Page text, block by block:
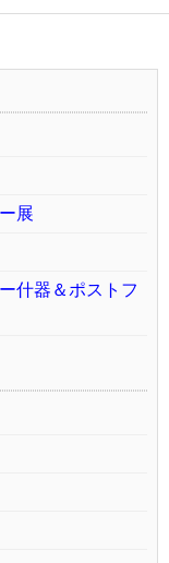
展
什器＆ポストフ